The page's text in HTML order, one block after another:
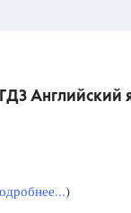
Английский
)